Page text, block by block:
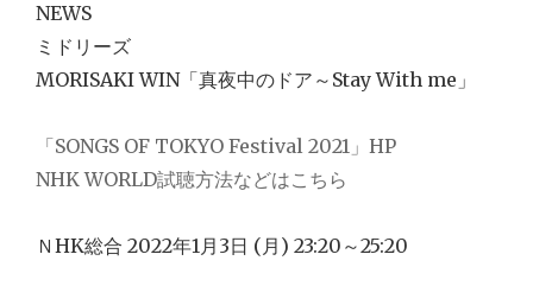
NEWS
ミドリーズ
MORISAKI WIN「真夜中のドア～Stay With me」
「SONGS OF TOKYO Festival 2021」HP
NHK WORLD試聴方法などはこちら
ＮHK総合 2022年1月3日 (月) 23:20～25:20